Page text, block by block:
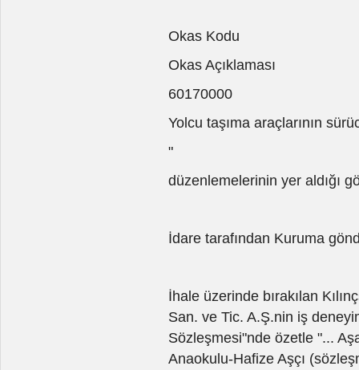
Okas Kodu
Okas Açıklaması
60170000
Yolcu taşıma araçlarının
"
düzenlemelerinin yer aldığı
İdare tarafından Kuruma
İhale üzerinde bırakılan
San. ve Tic. A.Ş.nin iş
Sözleşmesi"nde özetle "...
Anaokulu-Hafize Aşçı